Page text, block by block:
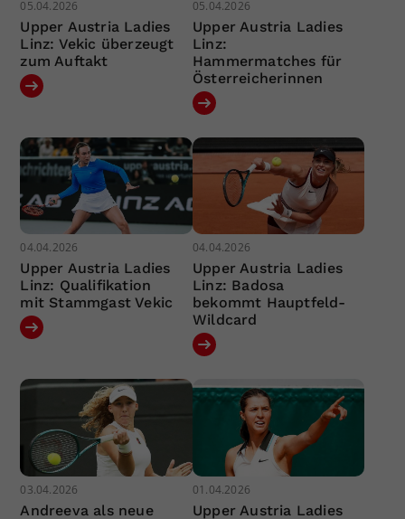
05.04.2026
Upper Austria Ladies
Linz: Vekic überzeugt
zum Auftakt
05.04.2026
Upper Austria Ladies
Linz:
Hammermatches für
Österreicherinnen
04.04.2026
Upper Austria Ladies
Linz: Qualifikation
mit Stammgast Vekic
04.04.2026
Upper Austria Ladies
Linz: Badosa
bekommt Hauptfeld-
Wildcard
03.04.2026
Andreeva als neue
01.04.2026
Upper Austria Ladies